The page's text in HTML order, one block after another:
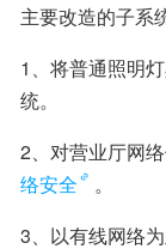
主要改造的子系
1、将普通照明
统。
2、对营业厅网
络安全
。
3、以有线网络